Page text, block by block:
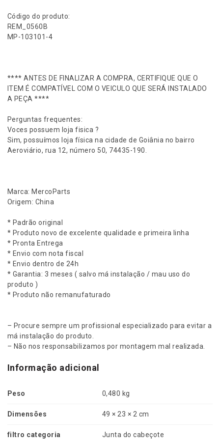
H
u
H
R
.
5
1
6
1
3
m
d
i
a
n
t
e
/
a
K
2
0
0
3
m
Código do produto:
REM_0560B
MP-103101-4
**** ANTES DE FINALIZAR A COMPRA, CERTIFIQUE QUE O
ITEM É COMPATÍVEL COM O VEICULO QUE SERÁ INSTALADO
A PEÇA ****
Perguntas frequentes:
Voces possuem loja fisica ?
Sim, possuímos loja física na cidade de Goiânia no bairro
Aeroviário, rua 12, número 50, 74435-190.
Marca: MercoParts
Origem: China
* Padrão original
* Produto novo de excelente qualidade e primeira linha
* Pronta Entrega
* Envio com nota fiscal
* Envio dentro de 24h
* Garantia: 3 meses ( salvo má instalação / mau uso do
produto )
* Produto não remanufaturado
– Procure sempre um profissional especializado para evitar a
má instalação do produto.
– Não nos responsabilizamos por montagem mal realizada.
Informação adicional
Peso 0,480 kg
Dimensões 49 × 23 × 2 cm
filtro categoria Junta do cabeçote